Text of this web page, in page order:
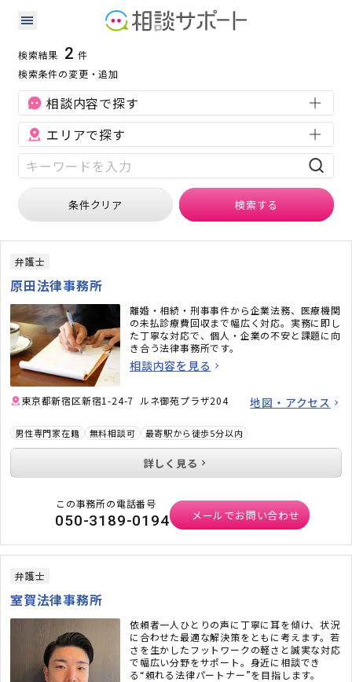
富山県の刑事事件に強い専門家の検索結果
刑事事件
検索結果 2 件
検索条件の変更・追加
相談内容で探す
エリアで探す
条件クリア 検索する
弁護士
原田法律事務所
離婚・相続・刑事事件から企業法務、医療機関
の未払診療費回収まで幅広く対応。実務に即し
た丁寧な対応で、個人・企業の不安と課題に向
き合う法律事務所です。
相談内容を見る
東京都新宿区新宿1-24-7 ルネ御苑プラザ204 地図・アクセス
男性専門家在籍 無料相談可 最寄駅から徒歩5分以内
詳しく見る
この事務所の電話番号
050-3189-0194 メールでお問い合わせ
弁護士
室賀法律事務所
依頼者一人ひとりの声に丁寧に耳を傾け、状況
に合わせた最適な解決策をともに考えます。若
さを生かしたフットワークの軽さと誠実な対応
で幅広い分野をサポート。身近に相談でき
る“頼れる法律パートナー”を目指します。